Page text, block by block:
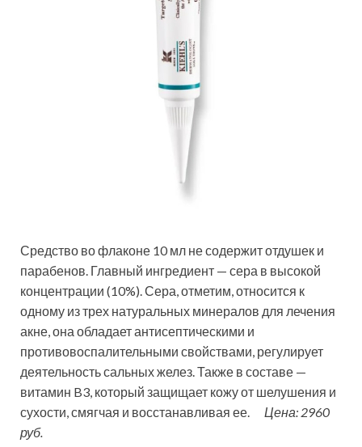
Средство во флаконе 10 мл не содержит отдушек и
парабенов. Главный ингредиент — сера в высокой
концентрации (10%). Сера, отметим, относится к
одному из трех натуральных минералов для лечения
акне, она обладает антисептическими и
противовоспалительными свойствами, регулирует
деятельность сальных желез. Также в составе —
витамин B3, который защищает кожу от шелушения и
сухости, смягчая и восстанавливая ее. Цена: 2960
руб.